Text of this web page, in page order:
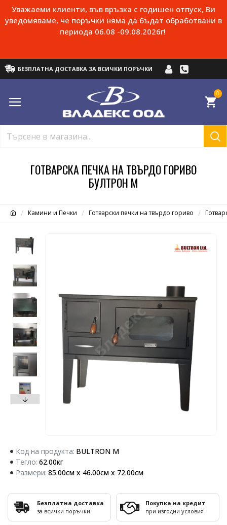
Уважаеми клиенти, във връзка с годишен отпуск, Ви
уведомяваме, че поръчки няма да бъдат обработвани в
периода 06.08 -09.08.2026г!
БЕЗПЛАТНА ДОСТАВКА ЗА ВСИЧКИ ПОРЪЧКИ
0
Камини и Печки Готварски печки на твърдо гориво
ГОТВАРСКА ПЕЧКА НА ТВЪРДО ГОРИВО
БУЛТРОН М
Код на продукта: BULTRON M
Тегло: 62.00кг
Размери: 85.00см x 46.00см x 72.00см
Безплатна доставка
за всички поръчки
Покупка на кредит
при изгодни условия